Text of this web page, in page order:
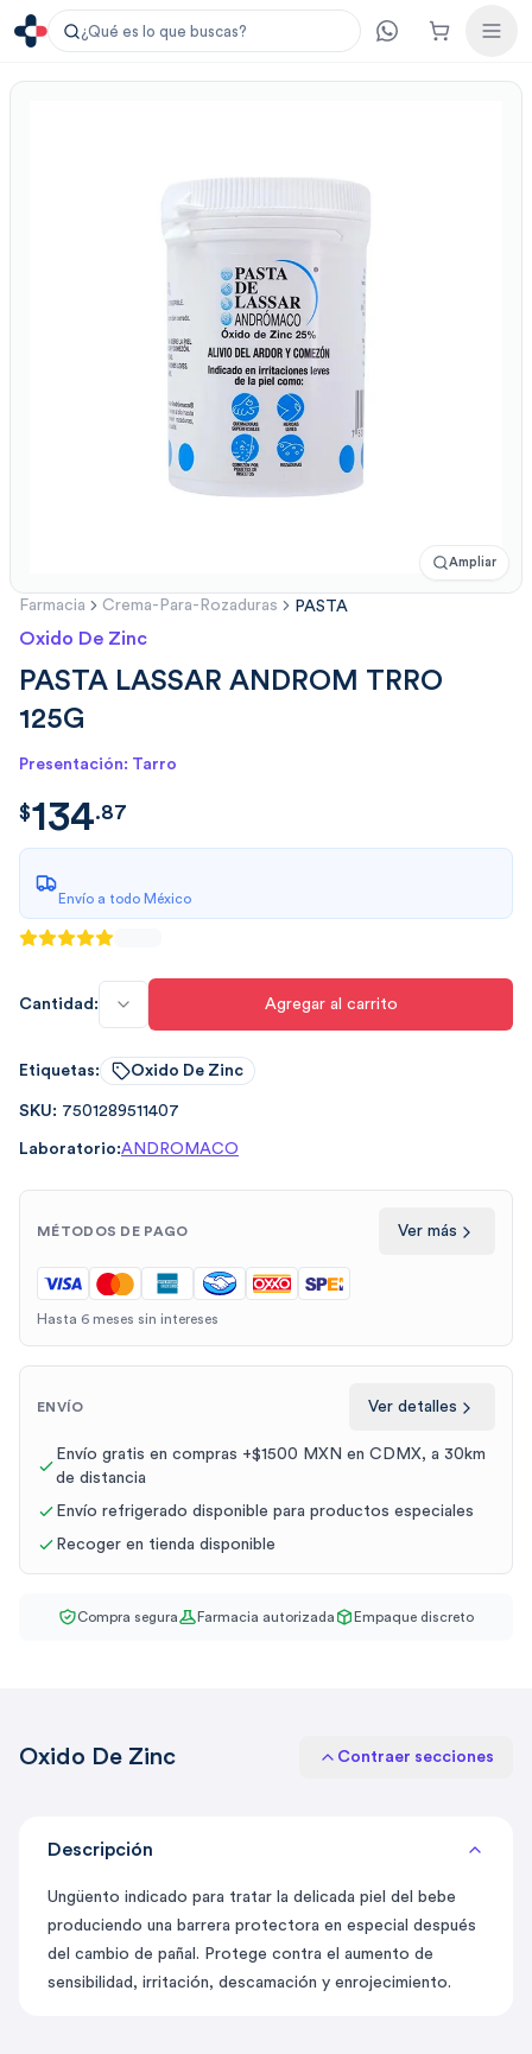
¿Qué es lo que buscas?
Ampliar
Farmacia Crema-Para-Rozaduras PASTA
Oxido De Zinc
PASTA LASSAR ANDROM TRRO
125G
Presentación: Tarro
$134.8753
$134.87
Envío a todo México
Cantidad: Agregar al carrito
Etiquetas: Oxido De Zinc
SKU: 7501289511407
Laboratorio:ANDROMACO
MÉTODOS DE PAGO Ver más
Hasta 6 meses sin intereses
ENVÍO Ver detalles
Envío gratis en compras +$1500 MXN en CDMX, a 30km
de distancia
Envío refrigerado disponible para productos especiales
Recoger en tienda disponible
Compra segura Farmacia autorizada Empaque discreto
Oxido De Zinc Contraer secciones
Descripción
Ungüento indicado para tratar la delicada piel del bebe
produciendo una barrera protectora en especial después
del cambio de pañal. Protege contra el aumento de
sensibilidad, irritación, descamación y enrojecimiento.